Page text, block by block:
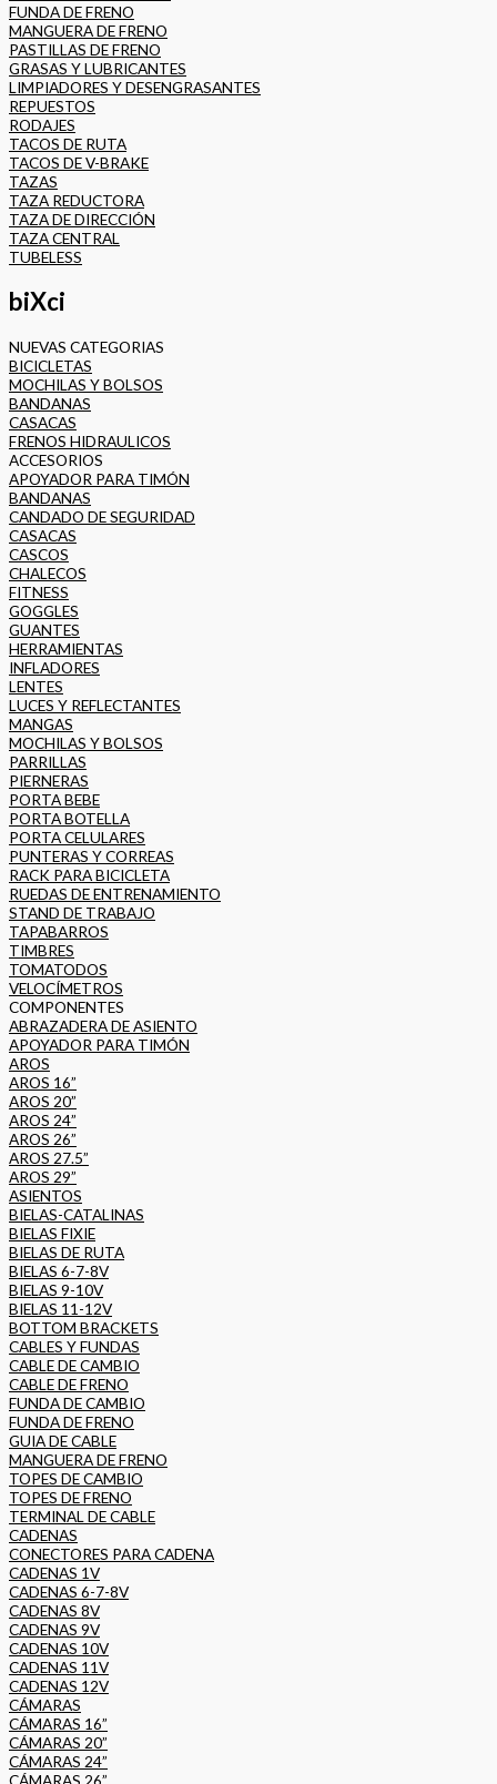
FUNDA DE FRENO
MANGUERA DE FRENO
PASTILLAS DE FRENO
GRASAS Y LUBRICANTES
LIMPIADORES Y DESENGRASANTES
REPUESTOS
RODAJES
TACOS DE RUTA
TACOS DE V-BRAKE
TAZAS
TAZA REDUCTORA
TAZA DE DIRECCIÓN
TAZA CENTRAL
TUBELESS
biXci
NUEVAS CATEGORIAS
BICICLETAS
MOCHILAS Y BOLSOS
BANDANAS
CASACAS
FRENOS HIDRAULICOS
ACCESORIOS
APOYADOR PARA TIMÓN
BANDANAS
CANDADO DE SEGURIDAD
CASACAS
CASCOS
CHALECOS
FITNESS
GOGGLES
GUANTES
HERRAMIENTAS
INFLADORES
LENTES
LUCES Y REFLECTANTES
MANGAS
MOCHILAS Y BOLSOS
PARRILLAS
PIERNERAS
PORTA BEBE
PORTA BOTELLA
PORTA CELULARES
PUNTERAS Y CORREAS
RACK PARA BICICLETA
RUEDAS DE ENTRENAMIENTO
STAND DE TRABAJO
TAPABARROS
TIMBRES
TOMATODOS
VELOCÍMETROS
COMPONENTES
ABRAZADERA DE ASIENTO
APOYADOR PARA TIMÓN
AROS
AROS 16”
AROS 20”
AROS 24”
AROS 26”
AROS 27.5”
AROS 29”
ASIENTOS
BIELAS-CATALINAS
BIELAS FIXIE
BIELAS DE RUTA
BIELAS 6-7-8V
BIELAS 9-10V
BIELAS 11-12V
BOTTOM BRACKETS
CABLES Y FUNDAS
CABLE DE CAMBIO
CABLE DE FRENO
FUNDA DE CAMBIO
FUNDA DE FRENO
GUIA DE CABLE
MANGUERA DE FRENO
TOPES DE CAMBIO
TOPES DE FRENO
TERMINAL DE CABLE
CADENAS
CONECTORES PARA CADENA
CADENAS 1V
CADENAS 6-7-8V
CADENAS 8V
CADENAS 9V
CADENAS 10V
CADENAS 11V
CADENAS 12V
CÁMARAS
CÁMARAS 16”
CÁMARAS 20”
CÁMARAS 24”